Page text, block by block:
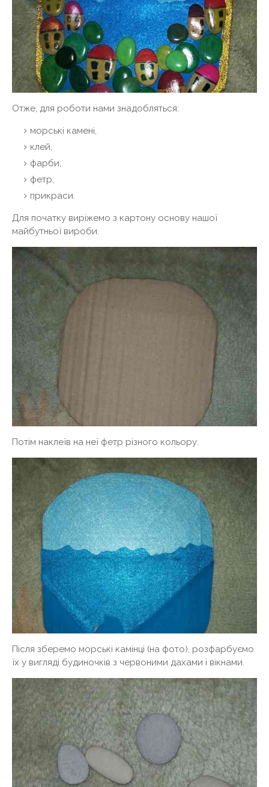
Отже, для роботи нами знадобляться:
морські камені,
клей,
фарби,
фетр,
прикраси.
Для початку виріжемо з картону основу нашої
майбутньої вироби.
Потім наклеїв на неї фетр різного кольору.
Після зберемо морські камінці (на фото), розфарбуємо
їх у вигляді будиночків з червоними дахами і вікнами.